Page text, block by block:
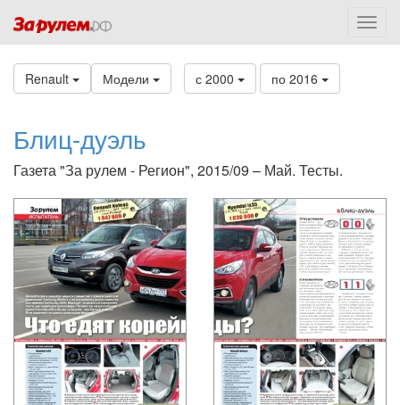
Renault Модели с 2000 по 2016
Блиц-дуэль
Газета "За рулем - Регион", 2015/09 – Май. Тесты.